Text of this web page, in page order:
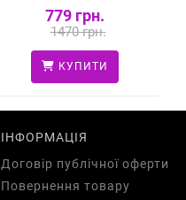
779 грн.
1470 грн.
КУПИТИ
ІНФОРМАЦІЯ
Договір публічної оферти
Повернення товару